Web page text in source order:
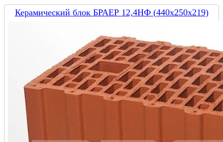
Керамический блок БРАЕР 12,4НФ (440х250х219)